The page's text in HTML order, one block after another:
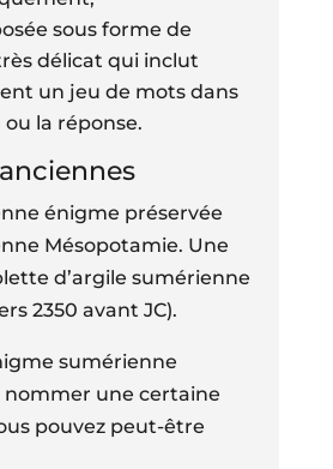
sous forme de
délicat qui inclut
un jeu de mots dans
la réponse.
énigme préservée
Mésopotamie. Une
d’argile sumérienne
2350 avant JC).
sumérienne
une certaine
pouvez peut-être